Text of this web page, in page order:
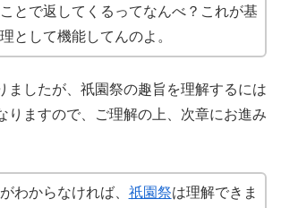
とで返してくるってなんべ？これが基
として機能してんのよ。
ましたが、祇園祭の趣旨を理解するには
りますので、ご理解の上、次章にお進み
わからなければ、 祇園祭は理解できま